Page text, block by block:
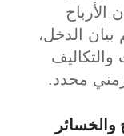
الأرباح
الدخل،
زمني محدد.
والخسائر